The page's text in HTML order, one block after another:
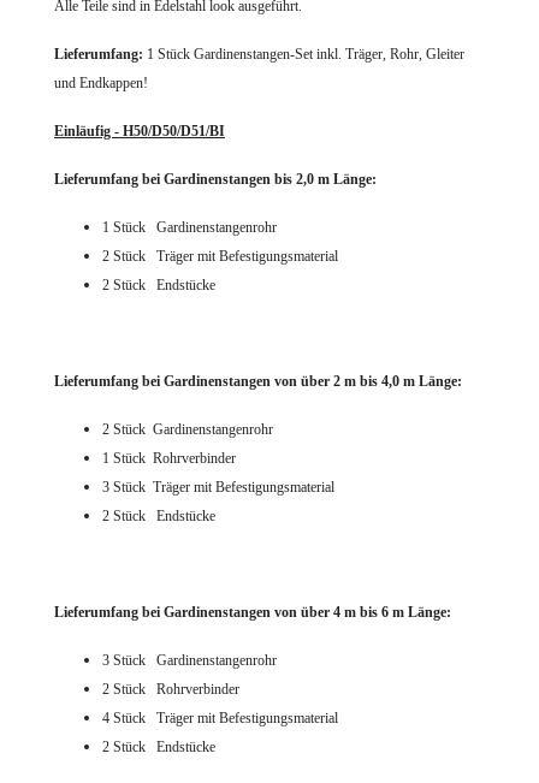
Alle Teile sind in Edelstahl look ausgeführt.
Lieferumfang: 1 Stück Gardinenstangen-Setinkl. Träger, Rohr, Gleiter
und Endkappen!
Einläufig - H50/D50/D51/BI
Lieferumfang bei Gardinenstangen bis 2,0 m Länge:
1 Stück Gardinenstangenrohr
2 Stück Träger mit Befestigungsmaterial
2 Stück Endstücke
Lieferumfang bei Gardinenstangen von über 2 m bis 4,0 m Länge:
2 Stück Gardinenstangenrohr
1 Stück Rohrverbinder
3 Stück Träger mit Befestigungsmaterial
2 Stück Endstücke
Lieferumfang bei Gardinenstangen von über 4 m bis 6 m Länge:
3 Stück Gardinenstangenrohr
2 Stück Rohrverbinder
4 Stück Träger mit Befestigungsmaterial
2 Stück Endstücke